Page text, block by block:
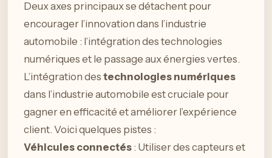
Deux axes principaux se détachent pour
encourager l’innovation dans l’industrie
automobile : l’intégration des technologies
numériques et le passage aux énergies vertes.
L’intégration des technologies numériques
dans l’industrie automobile est cruciale pour
gagner en efficacité et améliorer l’expérience
client. Voici quelques pistes :
Véhicules connectés : Utiliser des capteurs et